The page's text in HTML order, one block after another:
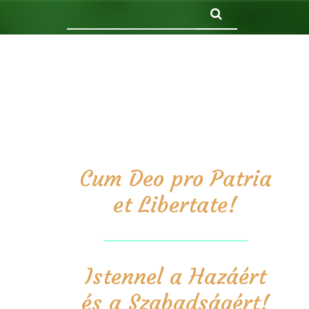
Cum Deo pro Patria
et Libertate!
Istennel a Hazáért
és a Szabadságért!